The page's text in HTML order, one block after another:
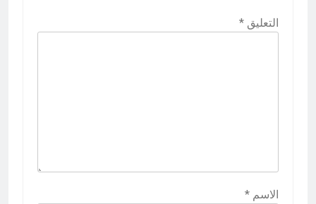
التعليق *
الاسم *